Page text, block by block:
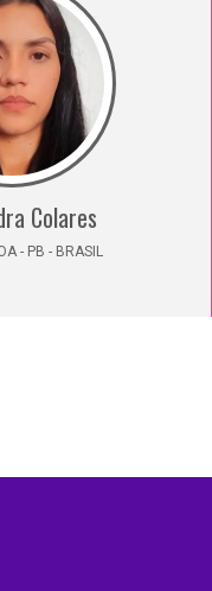
Colares
- PB - BRASIL